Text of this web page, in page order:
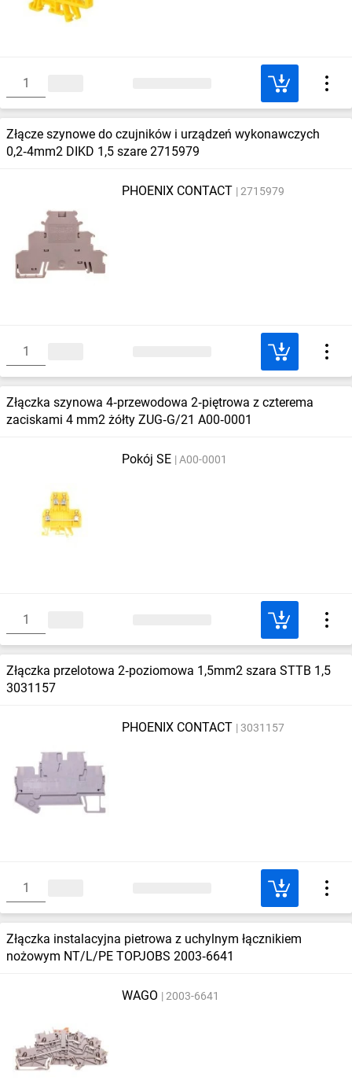
Złącze szynowe do czujników i urządzeń wykonawczych
0,2‑4mm2 DIKD 1,5 szare 2715979
PHOENIX CONTACT 2715979
Złączka szynowa 4‑przewodowa 2‑piętrowa z czterema
zaciskami 4 mm2 żółty ZUG‑G/21 A00‑0001
Pokój SE A00-0001
Złączka przelotowa 2‑poziomowa 1,5mm2 szara STTB 1,5
3031157
PHOENIX CONTACT 3031157
Złączka instalacyjna pietrowa z uchylnym łącznikiem
nożowym NT/L/PE TOPJOBS 2003‑6641
WAGO 2003-6641